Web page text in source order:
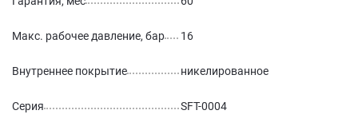
Макс. рабочее давление, бар 16
Внутреннее покрытие никелированное
Серия SFT-0004